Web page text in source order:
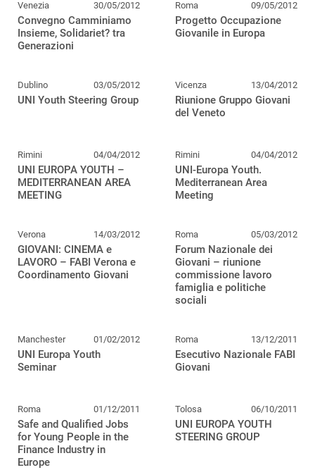
Venezia 30/05/2012
Convegno Camminiamo
Insieme, Solidariet? tra
Generazioni
Roma 09/05/2012
Progetto Occupazione
Giovanile in Europa
Dublino 03/05/2012
UNI Youth Steering Group
Vicenza 13/04/2012
Riunione Gruppo Giovani
del Veneto
Rimini 04/04/2012
UNI EUROPA YOUTH –
MEDITERRANEAN AREA
MEETING
Rimini 04/04/2012
UNI-Europa Youth.
Mediterranean Area
Meeting
Verona 14/03/2012
GIOVANI: CINEMA e
LAVORO – FABI Verona e
Coordinamento Giovani
Roma 05/03/2012
Forum Nazionale dei
Giovani – riunione
commissione lavoro
famiglia e politiche
sociali
Manchester 01/02/2012
UNI Europa Youth
Seminar
Roma 13/12/2011
Esecutivo Nazionale FABI
Giovani
Roma 01/12/2011
Safe and Qualified Jobs
for Young People in the
Finance Industry in
Europe
Tolosa 06/10/2011
UNI EUROPA YOUTH
STEERING GROUP